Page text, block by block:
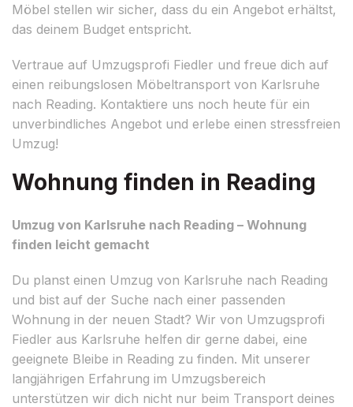
Möbel stellen wir sicher, dass du ein Angebot erhältst,
das deinem Budget entspricht.
Vertraue auf Umzugsprofi Fiedler und freue dich auf
einen reibungslosen Möbeltransport von Karlsruhe
nach Reading. Kontaktiere uns noch heute für ein
unverbindliches Angebot und erlebe einen stressfreien
Umzug!
Wohnung finden in Reading
Umzug von Karlsruhe nach Reading – Wohnung
finden leicht gemacht
Du planst einen Umzug von Karlsruhe nach Reading
und bist auf der Suche nach einer passenden
Wohnung in der neuen Stadt? Wir von Umzugsprofi
Fiedler aus Karlsruhe helfen dir gerne dabei, eine
geeignete Bleibe in Reading zu finden. Mit unserer
langjährigen Erfahrung im Umzugsbereich
unterstützen wir dich nicht nur beim Transport deines